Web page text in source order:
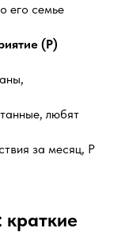
его семье
(P)
любят
за месяц, P
краткие